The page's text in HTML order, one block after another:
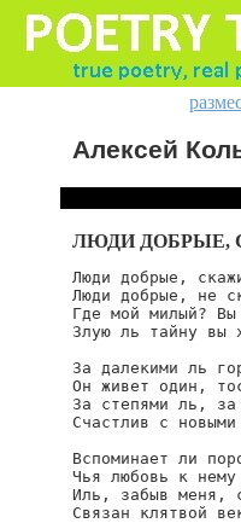
Алексей
ЛЮДИ ДОБРЫЕ,
Люди добрые,
Люди добрые, не
Где мой милый? Вы
Злую ль тайну вы
За далекими ль
Он живет один,
За степями ль, за
Счастлив с новыми
Вспоминает ли
Чья любовь к нему
Иль, забыв меня,
Связан клятвой